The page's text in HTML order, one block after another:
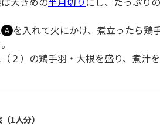
Ａ を入れて火にかけ、煮立ったら鶏
２）の鶏手羽・大根を盛り、煮汁
1人分）